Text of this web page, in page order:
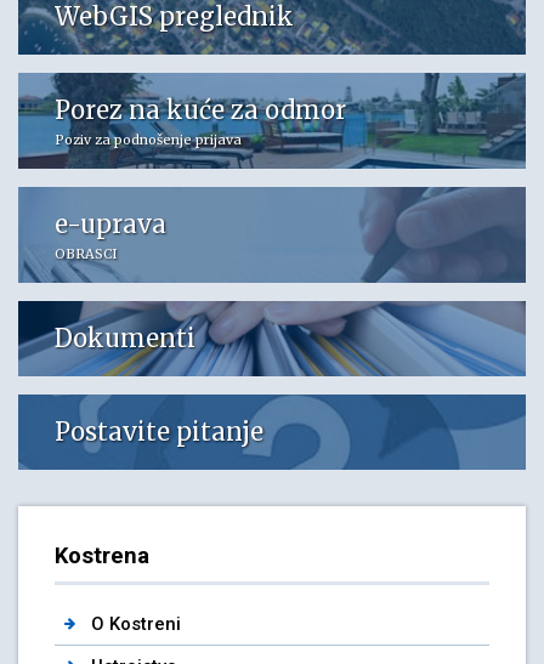
WebGIS preglednik
Porez na kuće za odmor
Poziv za podnošenje prijava
e-uprava
OBRASCI
Dokumenti
Postavite pitanje
Kostrena
O Kostreni